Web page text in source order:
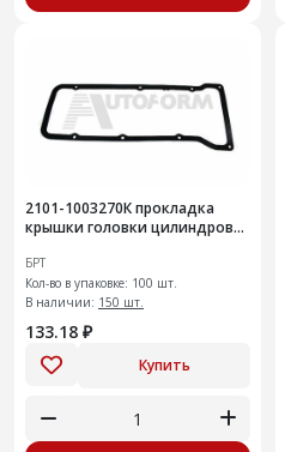
2101-1003270К прокладка
крышки головки цилиндров
БРТ
Кол-во в упаковке: 100 шт.
В наличии: 150 шт.
133.18 ₽
Купить